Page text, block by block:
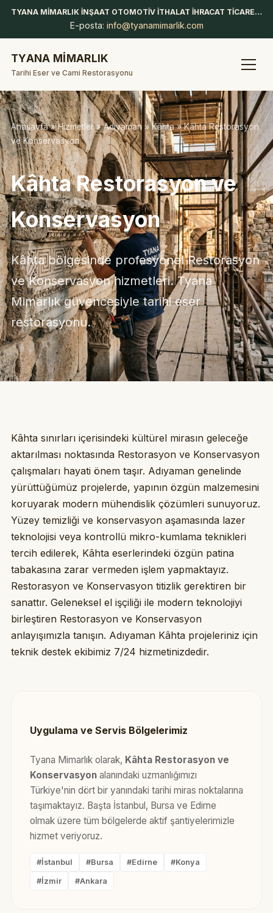
TYANA MİMARLIK İNŞAAT OTOMOTİV İTHALAT İHRACAT TİCARET LİMİTED ŞİRKETİ
E-posta: info@tyanamimarlik.com
TYANA MİMARLIK
Tarihi Eser ve Cami Restorasyonu
Anasayfa»Hizmetler»Adıyaman»Kâhta» Kâhta Restorasyon
ve Konservasyon
Kâhta Restorasyon ve
Konservasyon
Kâhta bölgesinde profesyonel Restorasyon
ve Konservasyon hizmetleri. Tyana
Mimarlık güvencesiyle tarihi eser
restorasyonu.
Kâhta sınırları içerisindeki kültürel mirasın geleceğe
aktarılması noktasında Restorasyon ve Konservasyon
çalışmaları hayati önem taşır. Adıyaman genelinde
yürüttüğümüz projelerde, yapının özgün malzemesini
koruyarak modern mühendislik çözümleri sunuyoruz.
Yüzey temizliği ve konservasyon aşamasında lazer
teknolojisi veya kontrollü mikro-kumlama teknikleri
tercih edilerek, Kâhta eserlerindeki özgün patina
tabakasına zarar vermeden işlem yapmaktayız.
Restorasyon ve Konservasyon titizlik gerektiren bir
sanattır. Geleneksel el işçiliği ile modern teknolojiyi
birleştiren Restorasyon ve Konservasyon
anlayışımızla tanışın. Adıyaman Kâhta projeleriniz için
teknik destek ekibimiz 7/24 hizmetinizdedir.
Uygulama ve Servis Bölgelerimiz
Tyana Mimarlık olarak, Kâhta Restorasyon ve
Konservasyonalanındaki uzmanlığımızı
Türkiye'nin dört bir yanındaki tarihi miras noktalarına
taşımaktayız. Başta İstanbul, Bursa ve Edirne
olmak üzere tüm bölgelerde aktif şantiyelerimizle
hizmet veriyoruz.
#İstanbul #Bursa #Edirne #Konya
#İzmir #Ankara